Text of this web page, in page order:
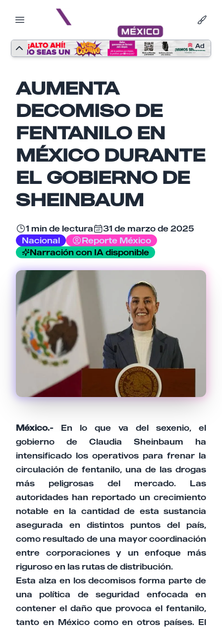
Ad
AUMENTA
DECOMISO DE
FENTANILO EN
MÉXICO DURANTE
EL GOBIERNO DE
SHEINBAUM
1 min de lectura
31 de marzo de 2025
Nacional
Reporte México
Narración con IA disponible
México.- En lo que va del sexenio, el
gobierno de Claudia Sheinbaum ha
intensificado los operativos para frenar la
circulación de fentanilo, una de las drogas
más peligrosas del mercado. Las
autoridades han reportado un crecimiento
notable en la cantidad de esta sustancia
asegurada en distintos puntos del país,
como resultado de una mayor coordinación
entre corporaciones y un enfoque más
riguroso en las rutas de distribución.
Esta alza en los decomisos forma parte de
una política de seguridad enfocada en
contener el daño que provoca el fentanilo,
tanto en México como en otros países. El
Nombre
Enviar comentario